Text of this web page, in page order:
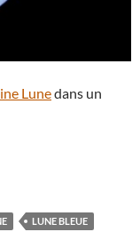
Lunedans un
Pleine Lune du
LUNE BLEUE